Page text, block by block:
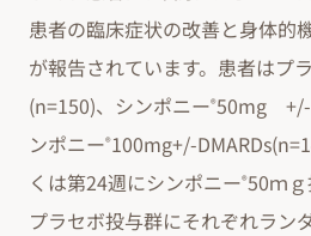
患者の臨床症状の改善と身体的
が報告されています。患者はプ
(n=150)、シンポニー®50mg +/-
ンポニー®100mg+/-
くは第24週にシンポニー®50ｍ
プラセボ投与群にそれぞれラン